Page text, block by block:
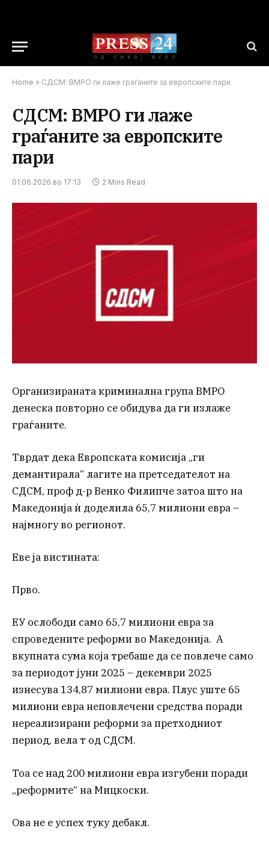
Home » СДСМ: ВМРО ги лаже граѓаните за европските пари
СДСМ: ВМРО ги лаже
граѓаните за европските
пари
01.06.2026 во 17:13 2 Mins Read
Организираната криминална група ВМРО
денеска повторно се обидува да ги излаже
граѓаните.
Тврдат дека Европската комисија „ги
демантирала“ лагите на претседателот на
СДСМ, проф д-р Венко Филипче затоа што на
Македонија ѝ доделила 65,7 милиони евра –
најмногу во регионот.
Еве ја вистината:
Прво.
ЕУ ослободи само 65,7 милиони евра за
спроведените реформи во Македонија. А
вкупната сума која требаше да се повлече само
за периодот јуни 2025 – декември 2025
изнесува 134,87 милиони евра. Плус уште 65
милиони евра неповлечени средства поради
нереализирани реформи за претходниот
период, вела т од СДСМ.
Тоа се над 200 милиони евра изгубени поради
„реформите“ на Мицкоски.
Ова не е успех туку дебакл.